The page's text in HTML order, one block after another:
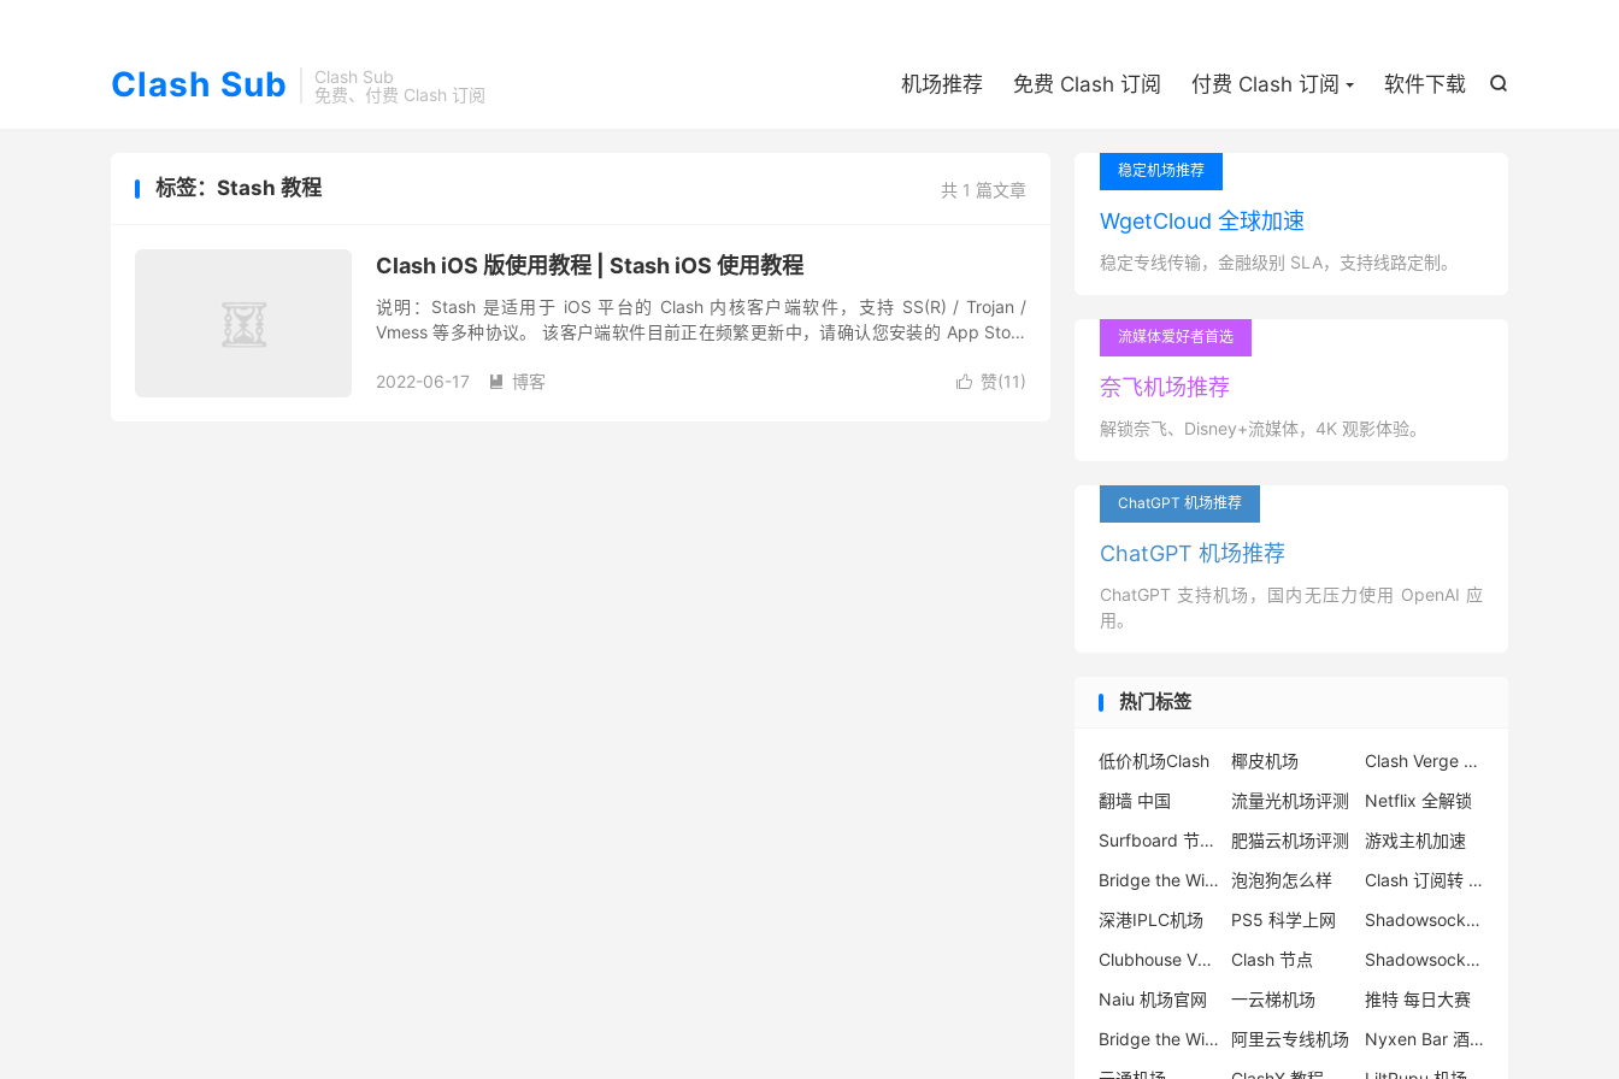
Clash Sub
Clash Sub
免费、付费 Clash 订阅

机场推荐 免费 Clash 订阅 付费 Clash 订阅 软件下载
共 1 篇文章
标签：Stash 教程
Clash iOS 版使用教程 | Stash iOS 使用教程
说明：Stash 是适用于 iOS 平台的 Clash 内核客户端软件，支持 SS(R) / Trojan /
Vmess 等多种协议。 该客户端软件目前正在频繁更新中，请确认您安装的 App Store
 赞(11)
2022-06-17  博客
稳定机场推荐
WgetCloud 全球加速
稳定专线传输，金融级别 SLA，支持线路定制。
流媒体爱好者首选
奈飞机场推荐
解锁奈飞、Disney+流媒体，4K 观影体验。
ChatGPT 机场推荐
ChatGPT 机场推荐
ChatGPT 支持机场，国内无压力使用 OpenAI 应
用。
热门标签
低价机场Clash 椰皮机场
Clash Verge Rev 节点
翻墙 中国
流量光机场评测
Netflix 全解锁
Surfboard 节点分享
肥猫云机场评测
游戏主机加速
Bridge the Wise 机场
泡泡狗怎么样
Clash 订阅转 sing-box
深港IPLC机场
PS5 科学上网
Shadowsocks 美国节点
Clubhouse VPN
Clash 节点
Shadowsocks公益机场
Naiu 机场官网
一云梯机场
推特 每日大赛
Bridge the Wise
阿里云专线机场
Nyxen Bar 酒馆加速